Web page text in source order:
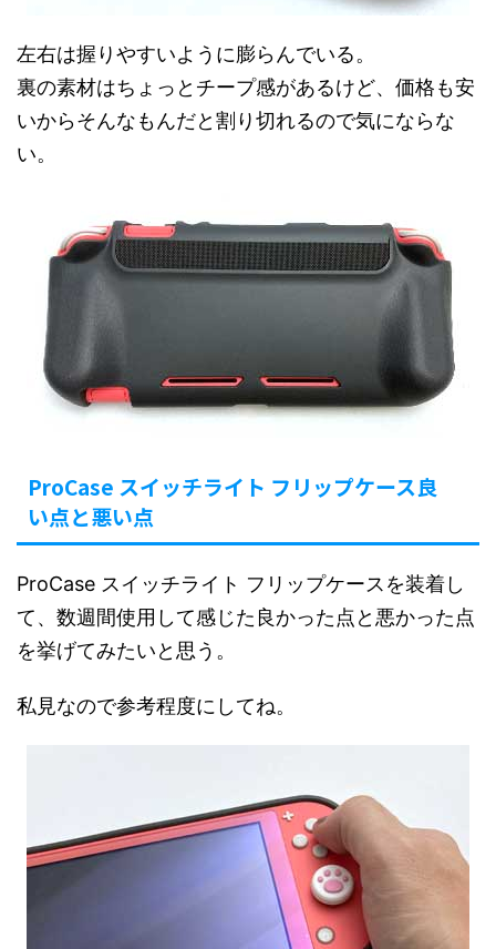
左右は握りやすいように膨らんでいる。
裏の素材はちょっとチープ感があるけど、価格も安
いからそんなもんだと割り切れるので気にならな
い。
ProCase スイッチライト フリップケース良
い点と悪い点
ProCase スイッチライト フリップケースを装着し
て、数週間使用して感じた良かった点と悪かった点
を挙げてみたいと思う。
私見なので参考程度にしてね。